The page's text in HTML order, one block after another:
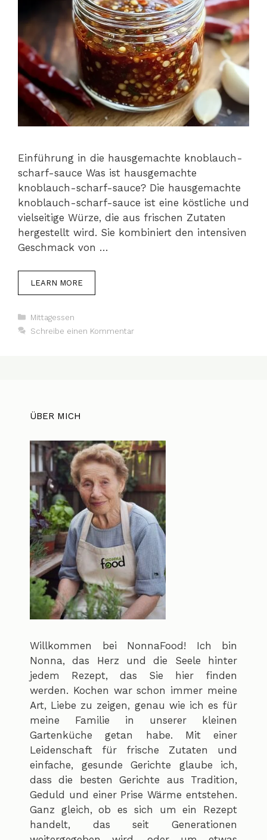
Einführung in die hausgemachte knoblauch-
scharf-sauce Was ist hausgemachte
knoblauch-scharf-sauce? Die hausgemachte
knoblauch-scharf-sauce ist eine köstliche und
vielseitige Würze, die aus frischen Zutaten
hergestellt wird. Sie kombiniert den intensiven
Geschmack von …
LEARN MORE
Kategorien
Mittagessen
Schreibe einen Kommentar
ÜBER MICH
Willkommen bei NonnaFood! Ich bin
Nonna, das Herz und die Seele hinter
jedem Rezept, das Sie hier finden
werden. Kochen war schon immer meine
Art, Liebe zu zeigen, genau wie ich es für
meine Familie in unserer kleinen
Gartenküche getan habe. Mit einer
Leidenschaft für frische Zutaten und
einfache, gesunde Gerichte glaube ich,
dass die besten Gerichte aus Tradition,
Geduld und einer Prise Wärme entstehen.
Ganz gleich, ob es sich um ein Rezept
handelt, das seit Generationen